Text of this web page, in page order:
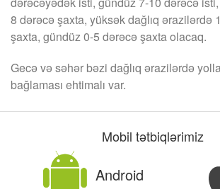
8 dərəcə şaxta, yüksək dağlıq ərazilərdə
şaxta, gündüz 0-5 dərəcə şaxta olacaq.
Gecə və səhər bəzi dağlıq ərazilərdə
bağlaması ehtimalı var.
TurpKimi.com
Əlaqəli xəbərlər
Mobil tətbiqlərimiz
Android